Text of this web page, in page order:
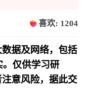
喜欢: 1204
据及网络，包括
仅供学习研
意风险，据此交